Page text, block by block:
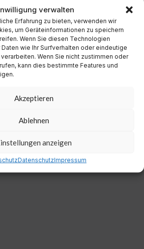
verwalten
Erfahrung zu bieten, verwenden wir
um Geräteinformationen zu speichern
Wenn Sie diesen Technologien
wie Ihr Surfverhalten oder eindeutige
Wenn Sie nicht zustimmen oder
kann dies bestimmte Features und
Akzeptieren
Ablehnen
anzeigen
DatenschutzImpressum